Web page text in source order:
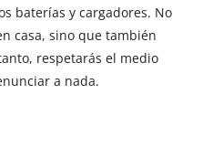
baterías y cargadores. No
casa, sino que también
respetarás el medio
a nada.